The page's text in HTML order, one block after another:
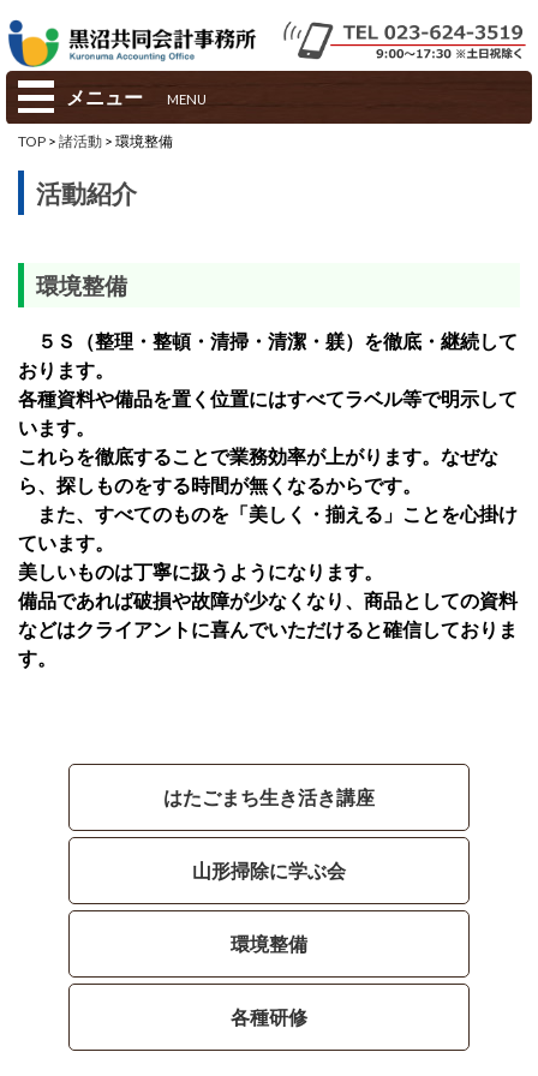
メニュー MENU
TOP > 諸活動 > 環境整備
活動紹介
環境整備
５Ｓ（整理・整頓・清掃・清潔・躾）を徹底・継続して
おります。
各種資料や備品を置く位置にはすべてラベル等で明示して
います。
これらを徹底することで業務効率が上がります。なぜな
ら、探しものをする時間が無くなるからです。
また、すべてのものを「美しく・揃える」ことを心掛け
ています。
美しいものは丁寧に扱うようになります。
備品であれば破損や故障が少なくなり、商品としての資料
などはクライアントに喜んでいただけると確信しておりま
す。
はたごまち生き活き講座
山形掃除に学ぶ会
環境整備
各種研修